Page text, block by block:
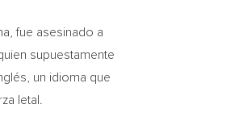
fue asesinado a
supuestamente
un idioma que
letal.